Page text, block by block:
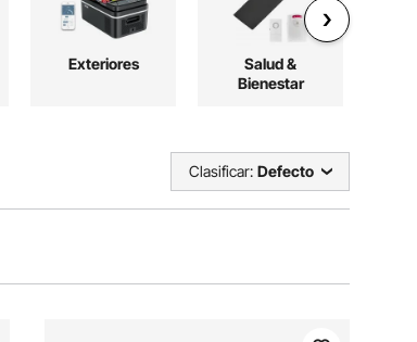
Exteriores
Salud &
Bienestar
Clasificar: Defecto